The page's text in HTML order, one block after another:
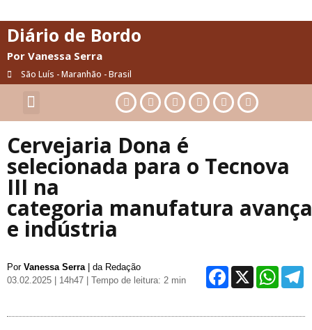
Diário de Bordo
Por Vanessa Serra
São Luís - Maranhão - Brasil
Cervejaria Dona é
selecionada para o Tecnova
III na
categoria manufatura
e indústria
Por Vanessa Serra | da Redação
03.02.2025 | 14h47
| Tempo de leitura: 2 min X